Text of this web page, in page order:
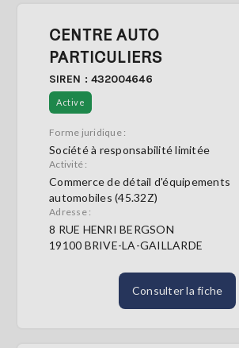
CENTRE AUTO
PARTICULIERS
SIREN : 432004646
Active
Forme juridique :
Société à responsabilité limitée
Activité :
Commerce de détail d'équipements
automobiles (45.32Z)
Adresse :
8 RUE HENRI BERGSON
19100 BRIVE-LA-GAILLARDE
Consulter la fiche